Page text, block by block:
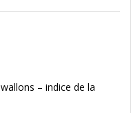
– indice de la